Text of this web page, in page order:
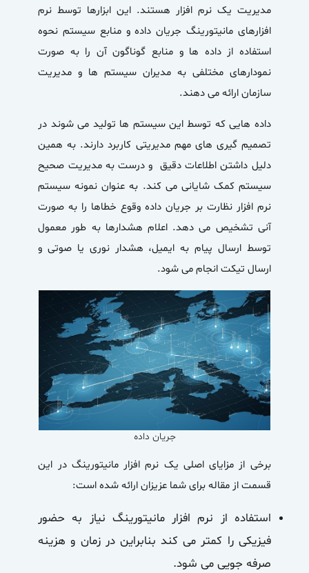
مدیریت یک نرم افزار هستند. این ابزارها توسط نرم
افزارهایمانیتورینگ جریان دادهو منابع سیستم نحوه
استفاده از داده ها و منابع گوناگون آن را به صورت
نمودارهای مختلفی به مدیران سیستم ها و مدیریت
سازمان ارائه می دهند.
داده هایی که توسط این سیستم ها تولید می شوند در
تصمیم گیری های مهم مدیریتی کاربرد دارند. به همین
دلیل داشتن اطلاعات دقیق و درست به مدیریت صحیح
سیستم کمک شایانی می کند. به عنوان نمونه سیستم
نرم افزار نظارت بر جریان داده وقوع خطاها را به صورت
آنی تشخیص می دهد. اعلام هشدارها به طور معمول
توسط ارسال پیام به ایمیل، هشدار نوری یا صوتی و
ارسال تیکت انجام می شود.
جریان داده
برخی از مزایای اصلی یک نرم افزار مانیتورینگ در این
قسمت از مقاله برای شما عزیزان ارائه شده است:
استفاده از نرم افزار مانیتورینگ نیاز به حضور
فیزیکی را کمتر می کند بنابراین در زمان و هزینه
صرفه جویی می شود.